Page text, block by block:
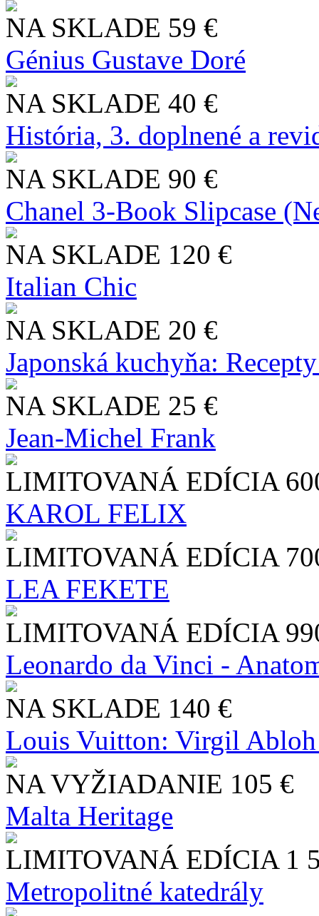
NA SKLADE 59 €
Génius Gustave Doré
NA SKLADE 40 €
História, 3. doplnené a
NA SKLADE 90 €
Chanel 3-Book Slipcase
NA SKLADE 120 €
Italian Chic
NA SKLADE 20 €
Japonská kuchyňa:
NA SKLADE 25 €
Jean-Michel Frank
LIMITOVANÁ EDÍCIA
KAROL FELIX
LIMITOVANÁ EDÍCIA
LEA FEKETE
LIMITOVANÁ EDÍCIA
Leonardo da Vinci -
NA SKLADE 140 €
Louis Vuitton: Virgil
NA VYŽIADANIE 105 €
Malta Heritage
LIMITOVANÁ EDÍCIA 1
Metropolitné katedrály